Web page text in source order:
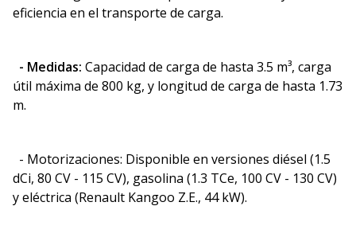
eficiencia en el transporte de carga.
- Medidas: Capacidad de carga de hasta 3.5 m³, carga
útil máxima de 800 kg, y longitud de carga de hasta 1.73
m.
- Motorizaciones: Disponible en versiones diésel (1.5
dCi, 80 CV - 115 CV), gasolina (1.3 TCe, 100 CV - 130 CV)
y eléctrica (Renault Kangoo Z.E., 44 kW).